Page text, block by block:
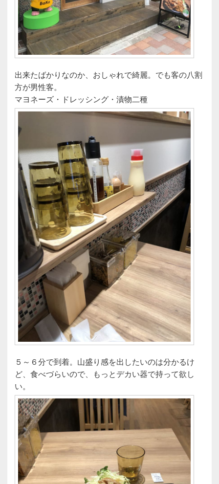
出来たばかりなのか、おしゃれで綺麗。でも客の八割
方が男性客。
マヨネーズ・ドレッシング・漬物二種
５～６分で到着。山盛り感を出したいのは分かるけ
ど、食べづらいので、もっとデカい器で持って欲し
い。